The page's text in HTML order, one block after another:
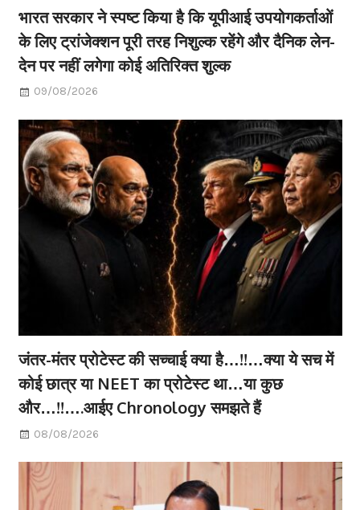
भारत सरकार ने स्पष्ट किया है कि यूपीआई उपयोगकर्ताओं
के लिए ट्रांजेक्शन पूरी तरह निशुल्क रहेंगे और दैनिक लेन-
देन पर नहीं लगेगा कोई अतिरिक्त शुल्क
09/08/2026
जंतर-मंतर प्रोटेस्ट की सच्चाई क्या है…!!…क्या ये सच में
कोई छात्र या NEET का प्रोटेस्ट था…या कुछ
और…!!….आईए Chronology समझते हैं
08/08/2026